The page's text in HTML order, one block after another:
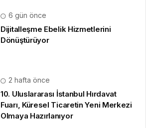
6 gün önce
Dijitalleşme Ebelik Hizmetlerini
Dönüştürüyor
2 hafta önce
10. Uluslararası İstanbul Hırdavat
Fuarı, Küresel Ticaretin Yeni Merkezi
Olmaya Hazırlanıyor